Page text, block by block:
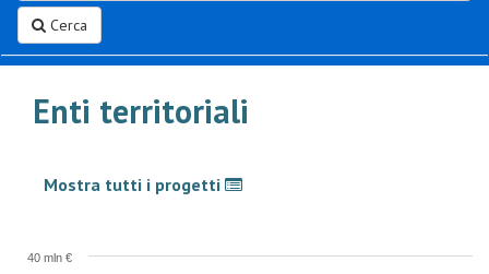
Cerca
Enti territoriali
Mostra tutti i progetti
40 mln €